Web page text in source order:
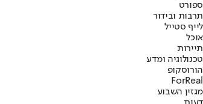
ספורט
תרבות ובידור
לייף סטייל
אוכל
תיירות
טכנולוגיה ומדע
הורוסקופ
ForReal
מגזין השבוע